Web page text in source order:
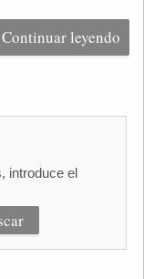
Continuar leyendo
introduce el